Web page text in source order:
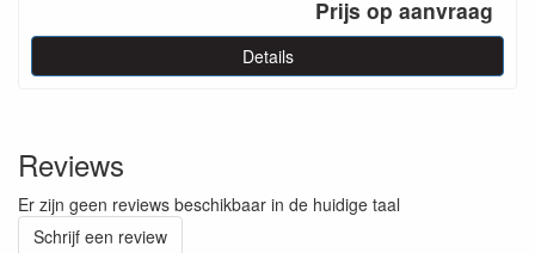
Prijs op aanvraag
Details
Reviews
Er zijn geen reviews beschikbaar in de huidige taal
Schrijf een review